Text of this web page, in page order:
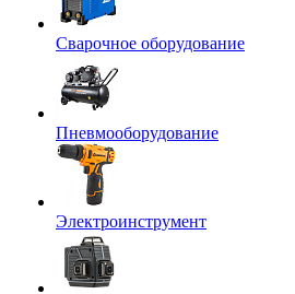
Сварочное оборудование
Пневмооборудование
Электроинструмент